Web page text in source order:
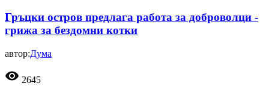
Гръцки остров предлага работа за доброволци -
грижа за бездомни котки
автор:Дума
visibility 2645